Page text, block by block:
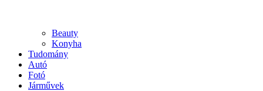
Beauty
Konyha
Tudomány
Autó
Fotó
Járművek